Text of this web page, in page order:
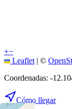
+−
Leaflet | ©
Coordenadas: -
Cómo llegar